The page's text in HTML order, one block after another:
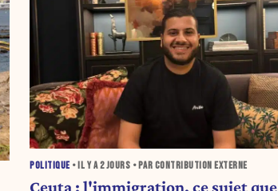
POLITIQUE • IL Y A2 JOURS • PAR CONTRIBUTION EXTERNE